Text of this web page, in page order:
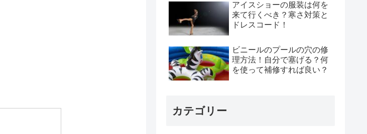
アイスショーの服装は何を
来て行くべき？寒さ対策と
ドレスコード！
ビニールのプールの穴の修
理方法！自分で塞げる？何
を使って補修すれば良い？
カテゴリー